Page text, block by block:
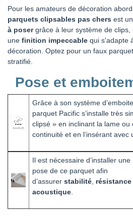
Pour les amateurs de décoration
parquets clipsables pas chers est
à posergrâce à leur système de clips,
une finition impeccable qui s'adapte
décoration. Optez pour un faux
stratifié.
Pose et
Grâce à son système
parquet Pacific s’installe très
clipsé » en inclinant la lame
continuité et en l’insérant avec
Il est nécessaire d’installer une
pose de ce parquet afin
d’assurer stabilité résistance
acoustique